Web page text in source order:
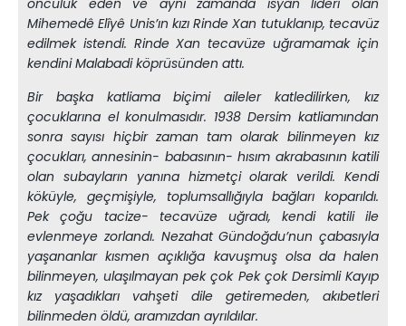
öncülük eden ve aynı zamanda isyan lideri olan
Mihemedê Elîyê Unis’ın kızı Rinde Xan tutuklanıp, tecavüz
edilmek istendi. Rinde Xan tecavüze uğramamak için
kendini Malabadi köprüsünden attı.
Bir başka katliama biçimi aileler katledilirken, kız
çocuklarına el konulmasıdır. 1938 Dersim katliamından
sonra sayısı hiçbir zaman tam olarak bilinmeyen kız
çocukları, annesinin- babasının- hısım akrabasının katili
olan subayların yanına hizmetçi olarak verildi. Kendi
köküyle, geçmişiyle, toplumsallığıyla bağları koparıldı.
Pek çoğu tacize- tecavüze uğradı, kendi katili ile
evlenmeye zorlandı. Nezahat Gündoğdu’nun çabasıyla
yaşananlar kısmen açıklığa kavuşmuş olsa da halen
bilinmeyen, ulaşılmayan pek çok Pek çok Dersimli Kayıp
kız yaşadıkları vahşeti dile getiremeden, akıbetleri
bilinmeden öldü, aramızdan ayrıldılar.